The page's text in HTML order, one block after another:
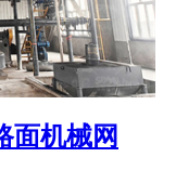
面机械网